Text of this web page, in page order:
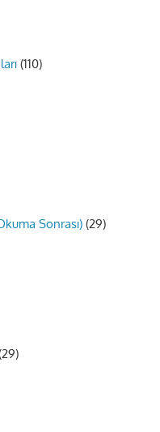
(110)
Sonrası) (29)